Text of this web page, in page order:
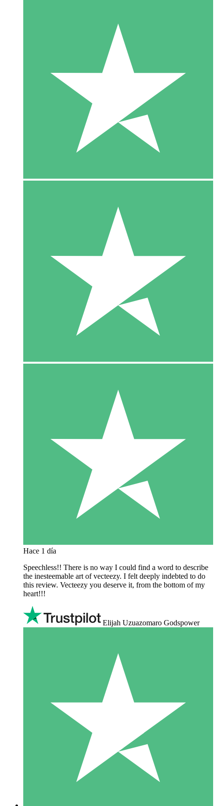
Hace 1 día
Speechless!! There is no way I could find a word to describe
the inesteemable art of vecteezy. I felt deeply indebted to do
this review. Vecteezy you deserve it, from the bottom of my
heart!!!
Elijah Uzuazomaro Godspower